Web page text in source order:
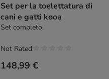
Set per la toelettatura di
cani e gatti kooa
Set completo
148,99 €
Not Rated